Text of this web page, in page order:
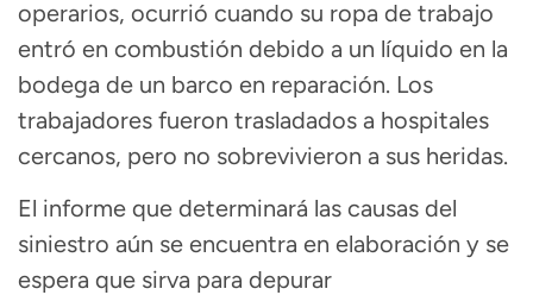
operarios, ocurrió cuando su ropa de trabajo
entró en combustión debido a un líquido en la
bodega de un barco en reparación. Los
trabajadores fueron trasladados a hospitales
cercanos, pero no sobrevivieron a sus heridas.
El informe que determinará las causas del
siniestro aún se encuentra en elaboración y se
espera que sirva para depurar